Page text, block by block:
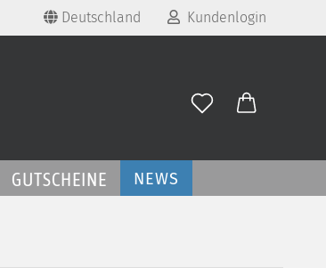
Deutschland Kundenlogin
Passwort
GUTSCHEINE NEWS